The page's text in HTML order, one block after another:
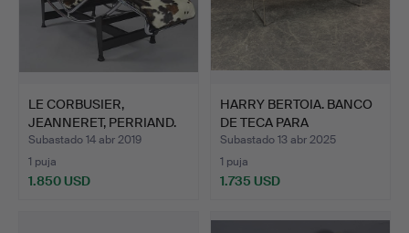
LE CORBUSIER,
JEANNERET, PERRIAND.
TUMBONA…
Subastado 14 abr 2019
1 puja
1.850 USD
HARRY BERTOIA. BANCO
DE TECA PARA
MONTÍCUL…
Subastado 13 abr 2025
1 puja
1.735 USD